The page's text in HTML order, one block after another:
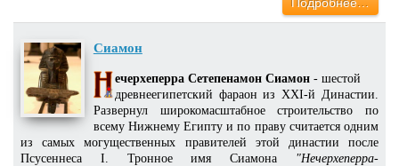
Сиамон
ечерхеперра Сетепенамон Сиамон- шестой
древнеегипетский фараон из XXI-й Династии.
Развернул широкомасштабное строительство по
всему Нижнему Египту и по праву считается одним
из самых могущественных правителей этой династии после
Псусеннеса I. Тронное имя Сиамона "Нечерхеперра-